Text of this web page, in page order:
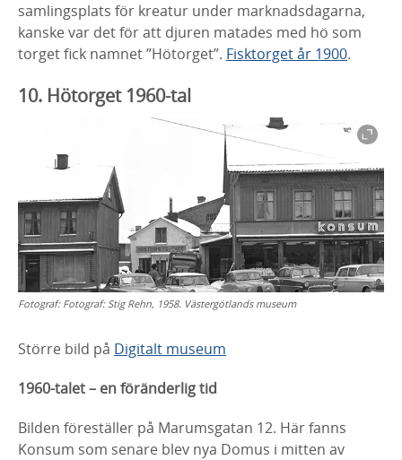
samlingsplats för kreatur under marknadsdagarna,
kanske var det för att djuren matades med hö som
torget fick namnet ”Hötorget”. Fisktorget år 1900.
10. Hötorget 1960-tal
Fotograf: Fotograf: Stig Rehn, 1958. Västergötlands museum
Större bild på Digitalt museum
1960-talet – en föränderlig tid
Bilden föreställer på Marumsgatan 12. Här fanns
Konsum som senare blev nya Domus i mitten av